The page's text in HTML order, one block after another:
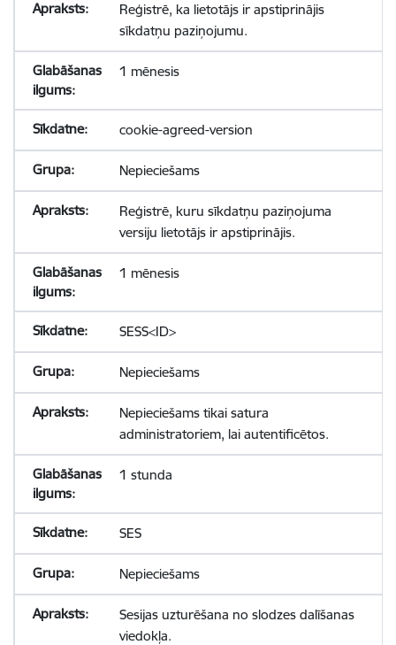
Reģistrē, ka lietotājs ir apstiprinājis
sīkdatņu paziņojumu.
1 mēnesis
cookie-agreed-version
Nepieciešams
Reģistrē, kuru sīkdatņu paziņojuma
versiju lietotājs ir apstiprinājis.
1 mēnesis
SESS<ID>
Nepieciešams
Nepieciešams tikai satura
administratoriem, lai autentificētos.
1 stunda
SES
Nepieciešams
Sesijas uzturēšana no slodzes dalīšanas
viedokļa.